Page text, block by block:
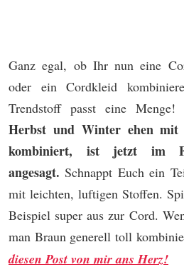
Ganz egal, ob Ihr nun eine
oder ein Cordkleid
Trendstoff passt eine Menge!
Herbst und Winter ehen mit
kombiniert, ist jetzt im
angesagt.Schnappt Euch ein
mit leichten, luftigen Stoffen.
Beispiel super aus zur Cord.
man Braun generell toll
diesen Post von mir ans Herz!